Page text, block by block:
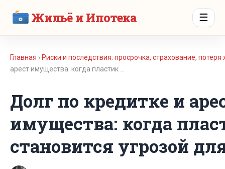
Жильё и Ипотека ☰
Главная › Риски и последствия: просрочка, страхование,
арест имущества: когда пластик …
Долг по кредитке и
имущества: когда
становится угрозой